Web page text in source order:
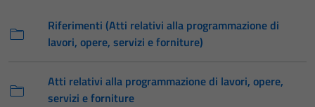
Riferimenti (Atti relativi alla programmazione di
lavori, opere, servizi e forniture)
Atti relativi alla programmazione di lavori, opere,
servizi e forniture